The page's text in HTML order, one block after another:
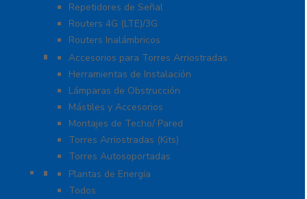
Repetidores de Señal
Routers 4G (LTE)/3G
Routers Inalámbricos
Torres y Mástiles
Accesorios para Torres Arriostradas
Herramientas de Instalación
Lámparas de Obstrucción
Mástiles y Accesorios
Montajes de Techo/ Pared
Torres Arriostradas (Kits)
Torres Autosoportadas
UPS / Respaldo
Plantas de Energía
Todos